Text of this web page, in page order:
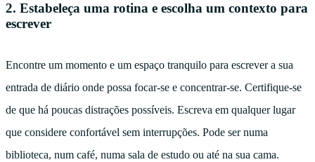
2. Estabeleça uma rotina e escolha um contexto para
escrever
Encontre um momento e um espaço tranquilo para escrever a sua
entrada de diário onde possa focar-se e concentrar-se. Certifique-se
de que há poucas distrações possíveis. Escreva em qualquer lugar
que considere confortável sem interrupções. Pode ser numa
biblioteca, num café, numa sala de estudo ou até na sua cama.